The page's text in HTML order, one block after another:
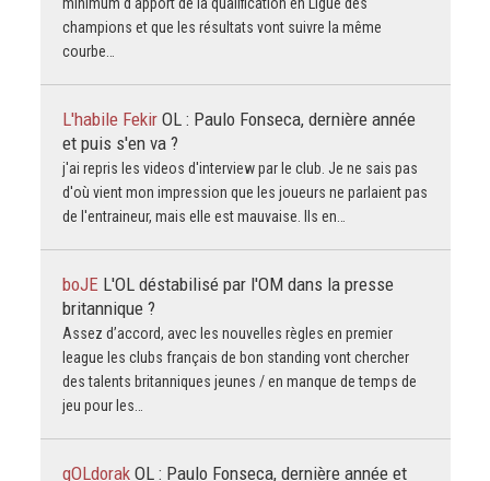
champions et que les résultats vont suivre la même
courbe…
L'habile Fekir OL : Paulo Fonseca, dernière année
et puis s'en va ?
j'ai repris les videos d'interview par le club. Je ne sais pas
d'où vient mon impression que les joueurs ne parlaient pas
de l'entraineur, mais elle est mauvaise. Ils en…
boJE L'OL déstabilisé par l'OM dans la presse
britannique ?
Assez d’accord, avec les nouvelles règles en premier
league les clubs français de bon standing vont chercher
des talents britanniques jeunes / en manque de temps de
jeu pour les…
gOLdorak OL : Paulo Fonseca, dernière année et